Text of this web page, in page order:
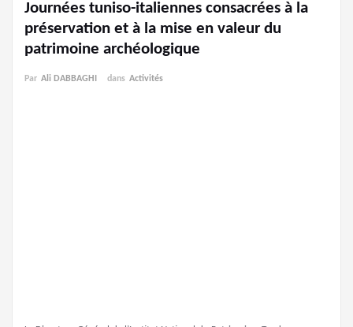
Journées tuniso-italiennes consacrées à la
préservation et à la mise en valeur du
patrimoine archéologique
Par Ali DABBAGHI dans Activités